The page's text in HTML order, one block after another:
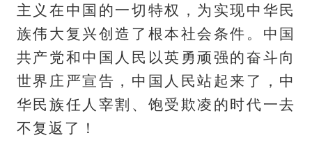
主义在中国的一切特权，为实现中华民
族伟大复兴创造了根本社会条件。中国
共产党和中国人民以英勇顽强的奋斗向
世界庄严宣告，中国人民站起来了，中
华民族任人宰割、饱受欺凌的时代一去
不复返了！